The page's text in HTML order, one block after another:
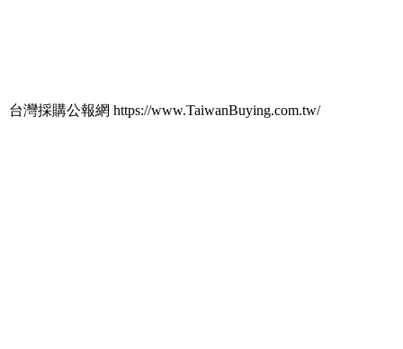
台灣採購公報網 https://www.TaiwanBuying.com.tw/